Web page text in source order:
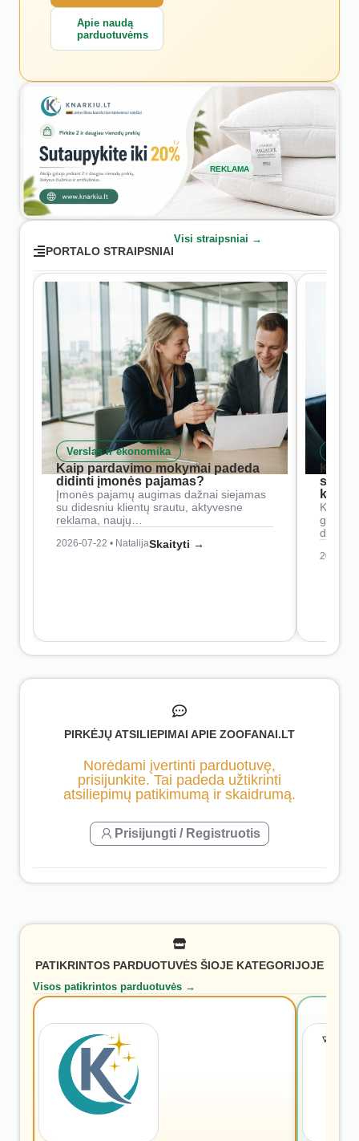
Apie naudą
parduotuvėms
REKLAMA
PORTALO STRAIPSNIAI
Visi straipsniai →
Verslas ir ekonomika
Kaip pardavimo mokymai padeda
didinti įmonės pajamas?
Įmonės pajamų augimas dažnai siejamas
su didesniu klientų srautu, aktyvesne
reklama, naujų…
2026-07-22 • NatalijaSkaityti →
Kaip
2026-
PIRKĖJŲ ATSILIEPIMAI APIE ZOOFANAI.LT
Norėdami įvertinti parduotuvę,
prisijunkite. Tai padeda užtikrinti
atsiliepimų patikimumą ir skaidrumą.
Prisijungti / Registruotis
PATIKRINTOS PARDUOTUVĖS ŠIOJE KATEGORIJOJE
Visos patikrintos parduotuvės →